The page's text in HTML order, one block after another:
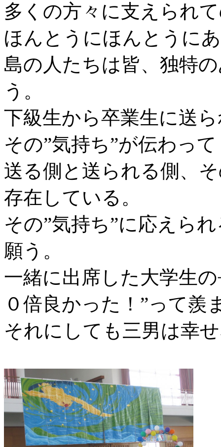
多くの方々に支えられ
ほんとうにほんとうに
島の人たちは皆、独特
う。
下級生から卒業生に送
その”気持ち”が伝わっ
送る側と送られる側、
存在している。
その”気持ち”に応えら
願う。
一緒に出席した大学生
０倍良かった！”って羨
それにしても三男は幸